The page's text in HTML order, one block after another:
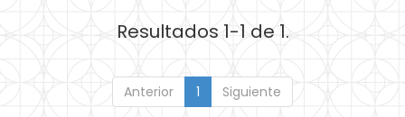
Resultados 1-1 de 1.
Anterior 1 Siguiente